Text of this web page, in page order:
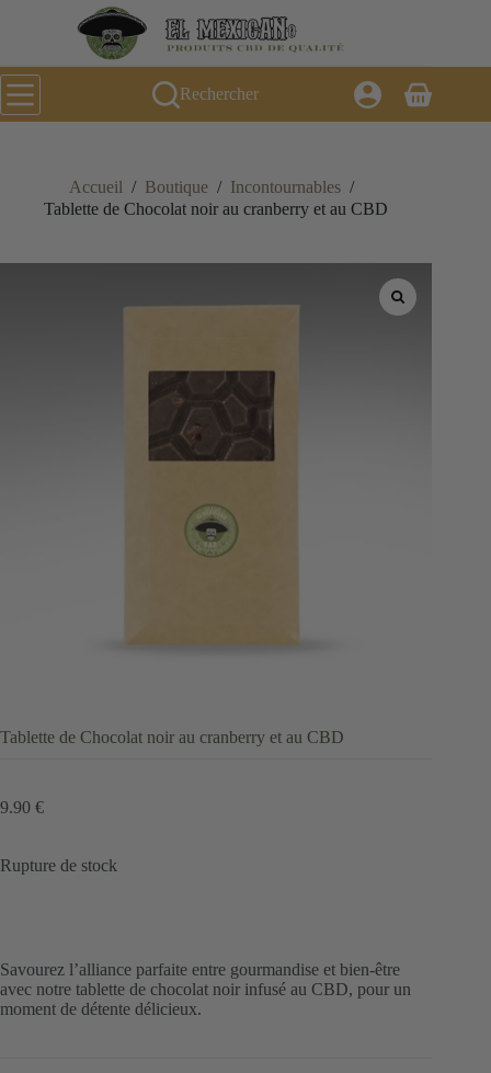
Rechercher
Panier
d’achat
Accueil / Boutique / Incontournables /
Tablette de Chocolat noir au cranberry et au CBD
Tablette de Chocolat noir au cranberry et au CBD
9.90 €
Rupture de stock
Savourez l’alliance parfaite entre gourmandise et bien-être
avec notre tablette de chocolat noir infusé au CBD, pour un
moment de détente délicieux.